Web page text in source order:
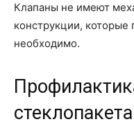
Клапаны не имеют
конструкции, которые
необходимо.